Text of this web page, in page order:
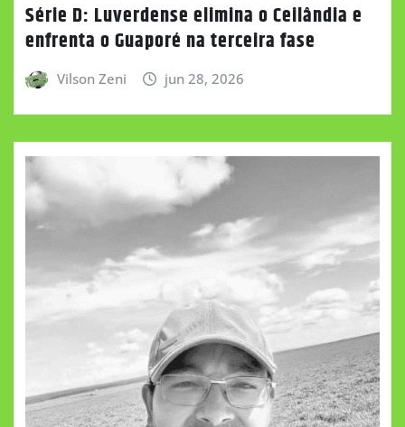
Série D: Luverdense elimina o Ceilândia e
enfrenta o Guaporé na terceira fase
Vilson Zeni jun 28, 2026